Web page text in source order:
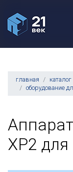
главная каталог
оборудование
XP2